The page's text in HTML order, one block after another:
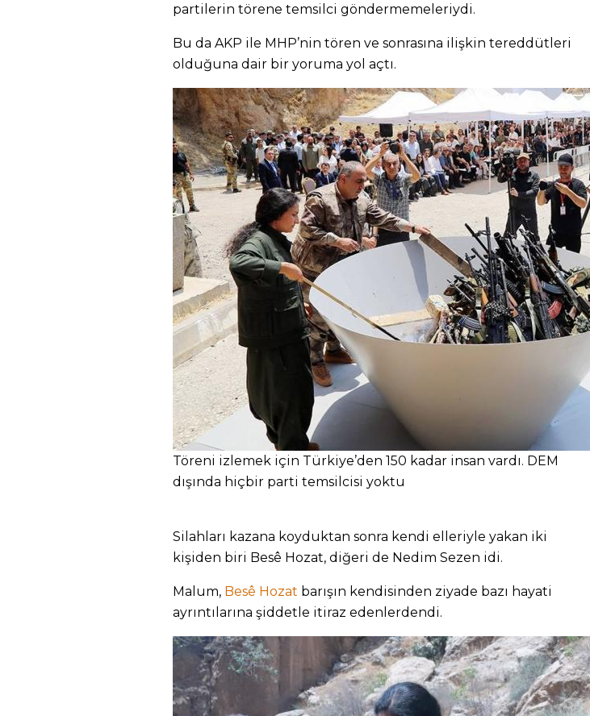
partilerin törene temsilci göndermemeleriydi.
Bu da AKP ile MHP’nin tören ve sonrasına ilişkin tereddütleri
olduğuna dair bir yoruma yol açtı.
Töreni izlemek için Türkiye’den 150 kadar insan vardı. DEM
dışında hiçbir parti temsilcisi yoktu
Silahları kazana koyduktan sonra kendi elleriyle yakan iki
kişiden biri Besê Hozat, diğeri de Nedim Sezen idi.
Malum, Besê Hozat barışın kendisinden ziyade bazı hayati
ayrıntılarına şiddetle itiraz edenlerdendi.